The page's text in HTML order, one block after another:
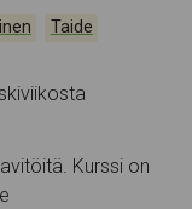
Taide
Kurssi on